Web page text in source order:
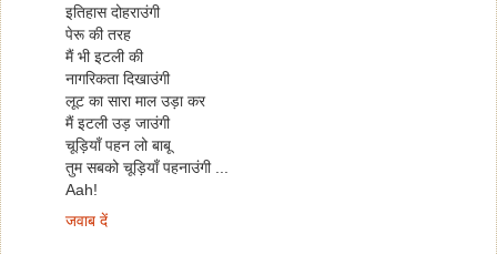
इतिहास दोहराउंगी
पेरू की तरह
मैं भी इटली की
नागरिकता दिखाउंगी
लूट का सारा माल उड़ा कर
मैं इटली उड़ जाउंगी
चूड़ियाँ पहन लो बाबू
तुम सबको चूड़ियाँ पहनाउंगी ...
Aah!
जवाब दें